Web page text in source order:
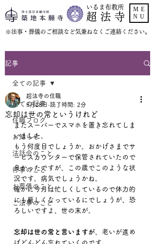
いるま布教所
超 法 寺
​※法事・葬儀のご相談など気兼ねなくご連絡ください。
ME
NU
記事
全ての記事
住職ブログ
お知らせ
法話会のこと
行事のこと
お葬儀のこと
ご法事のこと
全ての記事
忘却は世の常というけれど
超法寺の住職
5月28日 読了時間: 2分
またスーパーでスマホを置き忘れてしま
いました。
もう何度目でしょうか。おかげさまでサ
ービスカウンターで保管されていたので
良かったですが、この歳でこのような状
況です。病気でしょうかね。
確かに今月は忙しくしているので体力的
にも厳しくなっているにでしょうが、恐
ろしいですよ、世の末が。
忘却は世の常と言いますが 、老いが進め
ばどんどん忘れていくのです。